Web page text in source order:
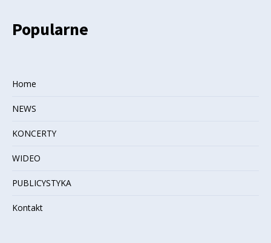
Popularne
Home
NEWS
KONCERTY
WIDEO
PUBLICYSTYKA
Kontakt